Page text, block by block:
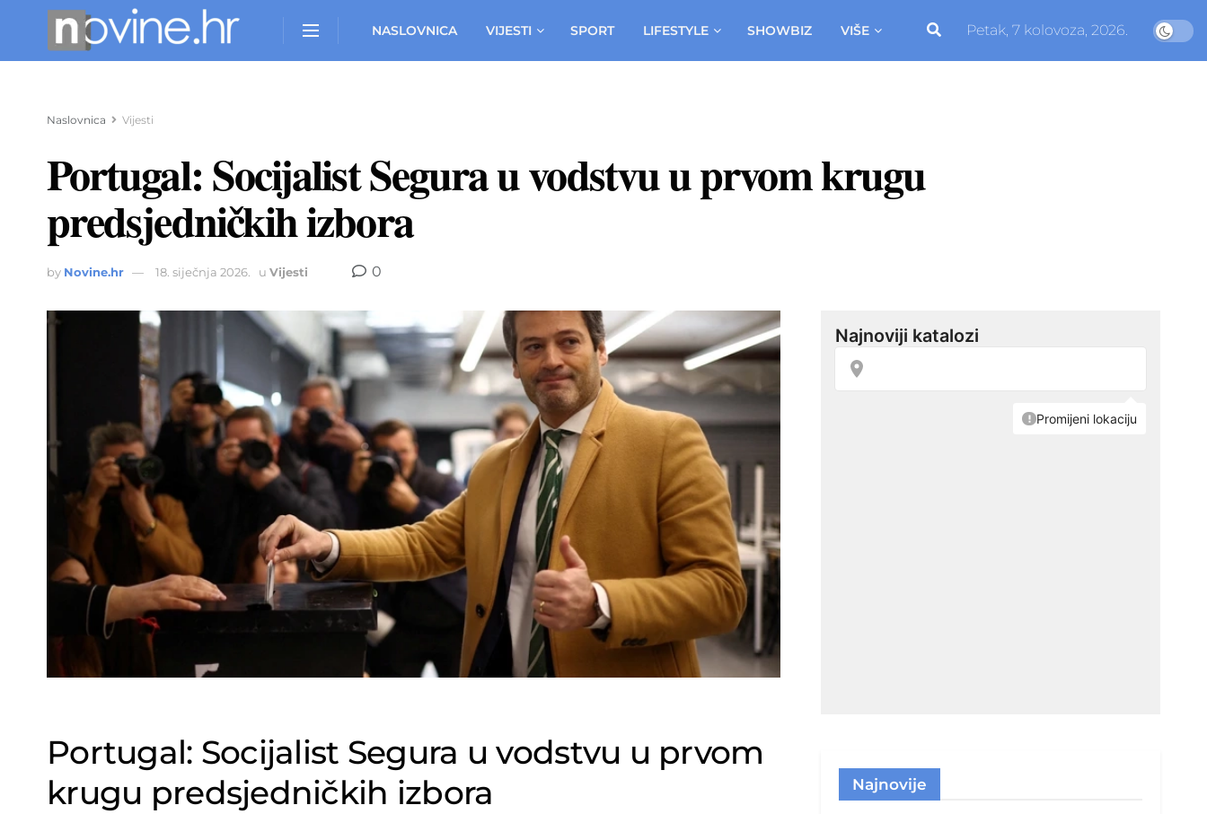
NASLOVNICA VIJESTI SPORT LIFESTYLE SHOWBIZ VIŠE Petak, 7 kolovoza, 2026.
Naslovnica Vijesti
Portugal: Socijalist Segura u vodstvu u prvom krugu
predsjedničkih izbora
by Novine.hr 18. siječnja 2026. u Vijesti 0
Portugal: Socijalist Segura u vodstvu u prvom
krugu predsjedničkih izbora
Najnovije